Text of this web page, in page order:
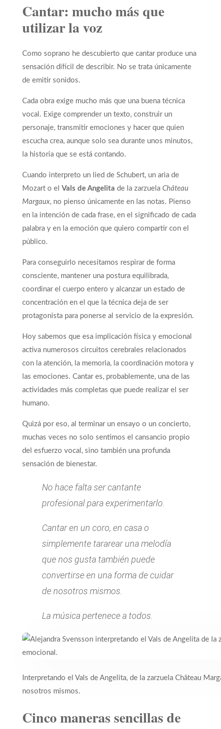
Cantar: mucho más que
utilizar la voz
Como soprano he descubierto que cantar produce una
sensación difícil de describir. No se trata únicamente
de emitir sonidos.
Cada obra exige mucho más que una buena técnica
vocal. Exige comprender un texto, construir un
personaje, transmitir emociones y hacer que quien
escucha crea, aunque solo sea durante unos minutos,
la historia que se está contando.
Cuando interpreto un lied de Schubert, un aria de
Mozart o el Vals de Angelita de la zarzuela Château
Margaux, no pienso únicamente en las notas. Pienso
en la intención de cada frase, en el significado de cada
palabra y en la emoción que quiero compartir con el
público.
Para conseguirlo necesitamos respirar de forma
consciente, mantener una postura equilibrada,
coordinar el cuerpo entero y alcanzar un estado de
concentración en el que la técnica deja de ser
protagonista para ponerse al servicio de la expresión.
Hoy sabemos que esa implicación física y emocional
activa numerosos circuitos cerebrales relacionados
con la atención, la memoria, la coordinación motora y
las emociones. Cantar es, probablemente, una de las
actividades más completas que puede realizar el ser
humano.
Quizá por eso, al terminar un ensayo o un concierto,
muchas veces no solo sentimos el cansancio propio
del esfuerzo vocal, sino también una profunda
sensación de bienestar.
No hace falta ser cantante
profesional para experimentarlo.
Cantar en un coro, en casa o
simplemente tararear una melodía
que nos gusta también puede
convertirse en una forma de cuidar
de nosotros mismos.
La música pertenece a todos.
Interpretando el Vals de Angelita, de la zarzuela Château
nosotros mismos.
Cinco maneras sencillas de